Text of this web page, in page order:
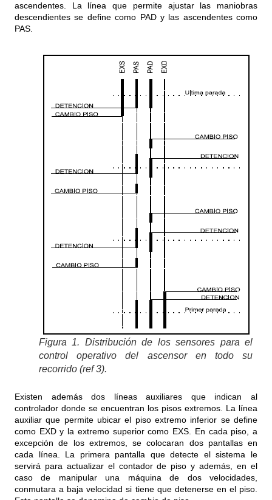
ascendentes. La línea que permite ajustar las maniobras
descendientes se define como PAD y las ascendentes como
PAS.
Figura 1. Distribución de los sensores para el
control operativo del ascensor en todo su
recorrido (ref 3).
Existen además dos líneas auxiliares que indican al
controlador donde se encuentran los pisos extremos. La línea
auxiliar que permite ubicar el piso extremo inferior se define
como EXD y la extremo superior como EXS. En cada piso, a
excepción de los extremos, se colocaran dos pantallas en
cada línea. La primera pantalla que detecte el sistema le
servirá para actualizar el contador de piso y además, en el
caso de manipular una máquina de dos velocidades,
conmutara a baja velocidad si tiene que detenerse en el piso.